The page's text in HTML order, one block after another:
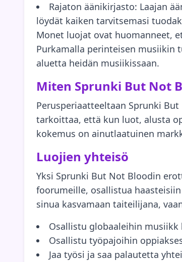
Rajaton äänikirjasto: Laajan
löydät kaiken tarvitsemasi
Monet luojat ovat huomanneet,
Purkamalla perinteisen
aluetta heidän musiikissaan.
Miten Sprunki But Not
Perusperiaatteeltaan Sprunki
tarkoittaa, että kun luot, alusta
kokemus on ainutlaatuinen
Luojien yhteisö
Yksi Sprunki But Not Bloodin
foorumeille, osallistua
sinua kasvamaan taiteilijana,
Osallistu globaaleihin
Osallistu työpajoihin
Jaa työsi ja saa palautetta